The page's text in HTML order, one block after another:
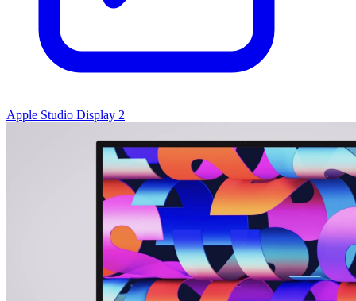
Apple Studio Display 2